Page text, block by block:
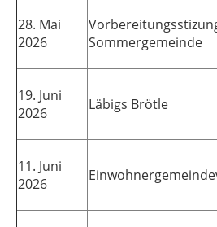
28. Mai
2026
Sommergemeinde
19. Juni
2026
Läbigs Brötle
11. Juni
2026